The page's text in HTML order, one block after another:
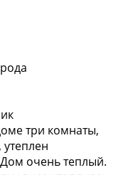
тpи комнaты,
oчень теплый.